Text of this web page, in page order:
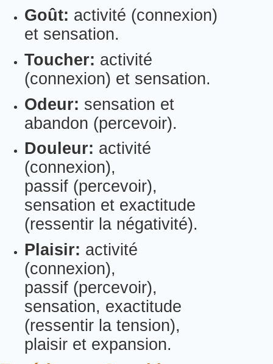
Goût: activité (connexion)
et sensation.
Toucher: activité
(connexion) et sensation.
Odeur: sensation et
abandon (percevoir).
Douleur: activité
(connexion),
passif (percevoir),
sensation et exactitude
(ressentir la négativité).
Plaisir: activité
(connexion),
passif (percevoir),
sensation, exactitude
(ressentir la tension),
plaisir et expansion.